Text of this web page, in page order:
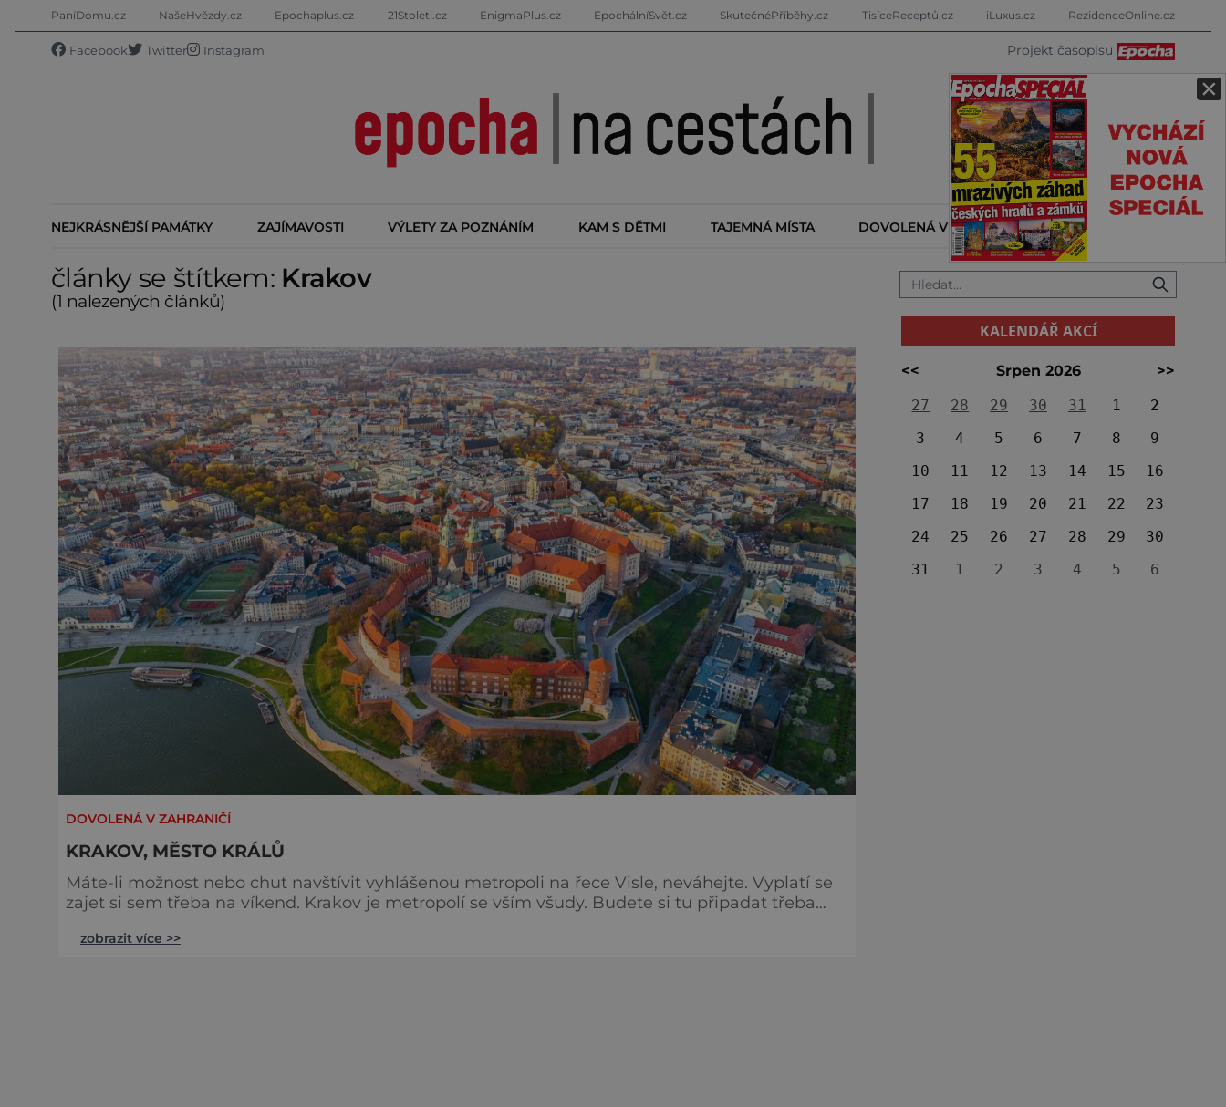
×
PaníDomu.cz NašeHvězdy.cz Epochaplus.cz 21Stoleti.cz EnigmaPlus.cz EpochálníSvět.cz SkutečnéPříběhy.cz TisíceReceptů.cz iLuxus.cz RezidenceOnline.cz
Facebook Twitter Instagram Projekt časopisu
NEJKRÁSNĚJŠÍ PAMÁTKY ZAJÍMAVOSTI VÝLETY ZA POZNÁNÍM KAM S DĚTMI TAJEMNÁ MÍSTA DOVOLENÁ V ZAHRANIČÍ KALENDÁŘ AKCÍ
články se štítkem: Krakov
(1 nalezených článků)
DOVOLENÁ V ZAHRANIČÍ
KRAKOV, MĚSTO KRÁLŮ
Máte-li možnost nebo chuť navštívit vyhlášenou metropoli na řece Visle, neváhejte. Vyplatí se
zajet si sem třeba na víkend. Krakov je metropolí se vším všudy. Budete si tu připadat třeba
proč právě Krakov? Kráčela tudy historie, dá se tady báječně nakupovat, zajít na koncert nebo
zobrazit více >>
KALENDÁŘ AKCÍ
<< Srpen 2026
>>
27
28 29 30 31 1
2
3
4 5 6 7 8
9
10
11 12 13 14 15
16
17
18 19 20 21 22
23
24
25 26 27 28 29
30
31
1 2 3 4 5 6